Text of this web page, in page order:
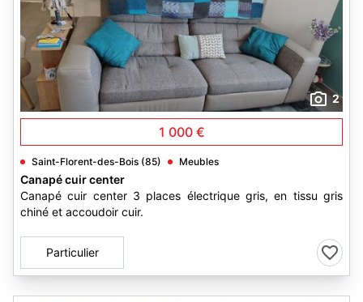
2
1 000 €
Saint-Florent-des-Bois (85) Meubles
Canapé cuir center
Canapé cuir center 3 places électrique gris, en tissu gris
chiné et accoudoir cuir.
Particulier